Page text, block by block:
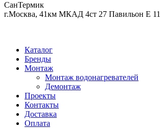
СанТермик
г.Москва, 41км МКАД 4ст 27 Павильон Е
Каталог
Бренды
Монтаж
Монтаж водонагревателей
Демонтаж
Проекты
Контакты
Доставка
Оплата